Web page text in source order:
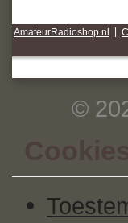
AmateurRadioshop.nl
©